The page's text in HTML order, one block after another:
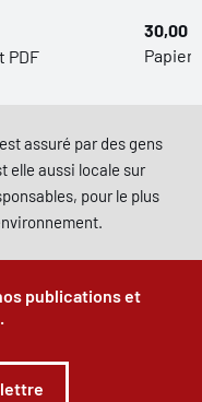
PDF
30,00 $
Papier
assuré par des gens
elle aussi locale sur
pour le plus
publications et